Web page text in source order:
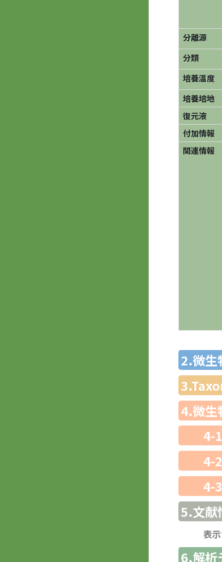
分離源
分類
培養温度
培養培地
復元液
付加情報
関連情報
2.微生
4.微生
4-
4-
4-
5.文献
表
6.解析